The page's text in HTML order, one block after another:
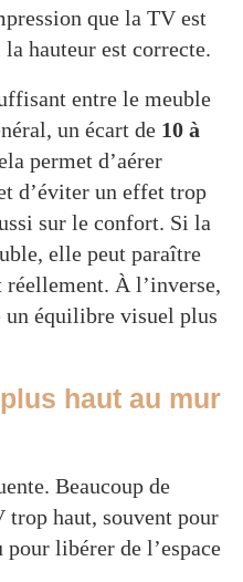
que la TV est
hauteur est correcte.
entre le meuble
un écart de 10 à
permet d’aérer
d’éviter un effet trop
sur le confort. Si la
elle peut paraître
réellement. À l’inverse,
un équilibre visuel plus
haut au mur
Beaucoup de
trop haut, souvent pour
pour libérer de l’espace